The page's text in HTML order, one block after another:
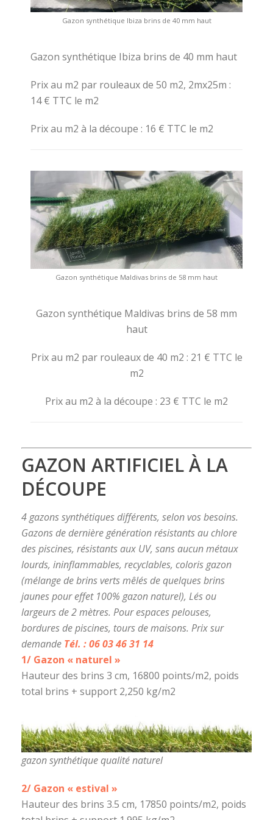
Gazon synthétique Ibiza brins de 40 mm haut
Gazon synthétique Ibiza brins de 40 mm haut
Prix au m2 par rouleaux de 50 m2, 2mx25m :
14 € TTC le m2
Prix au m2 à la découpe : 16 € TTC le m2
Gazon synthétique Maldivas brins de 58 mm haut
Gazon synthétique Maldivas brins de 58 mm
haut
Prix au m2 par rouleaux de 40 m2 : 21 € TTC le
m2
Prix au m2 à la découpe : 23 € TTC le m2
GAZON ARTIFICIEL À LA
DÉCOUPE
4 gazons synthétiques différents, selon vos besoins.
Gazons de dernière génération résistants au chlore
des piscines, résistants aux UV, sans aucun métaux
lourds, ininflammables, recyclables, coloris gazon
(mélange de brins verts mêlés de quelques brins
jaunes pour effet 100% gazon naturel), Lés ou
largeurs de 2 mètres. Pour espaces pelouses,
bordures de piscines, tours de maisons. Prix sur
demande Tél. : 06 03 46 31 14
1/ Gazon « naturel »
Hauteur des brins 3 cm, 16800 points/m2, poids
total brins + support 2,250 kg/m2
gazon synthétique qualité naturel
2/ Gazon « estival »
Hauteur des brins 3.5 cm, 17850 points/m2, poids